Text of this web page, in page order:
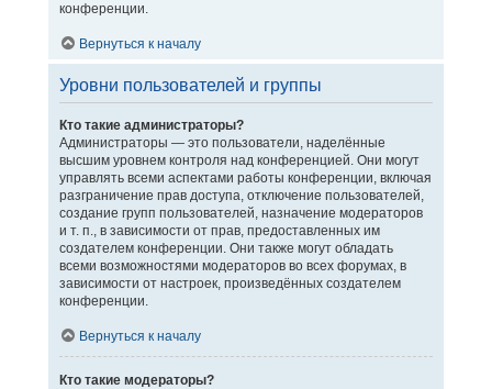
конференции.
Вернуться к началу
Уровни пользователей и группы
Кто такие администраторы?
Администраторы — это пользователи, наделённые
высшим уровнем контроля над конференцией. Они могут
управлять всеми аспектами работы конференции, включая
разграничение прав доступа, отключение пользователей,
создание групп пользователей, назначение модераторов
и т. п., в зависимости от прав, предоставленных им
создателем конференции. Они также могут обладать
всеми возможностями модераторов во всех форумах, в
зависимости от настроек, произведённых создателем
конференции.
Вернуться к началу
Кто такие модераторы?